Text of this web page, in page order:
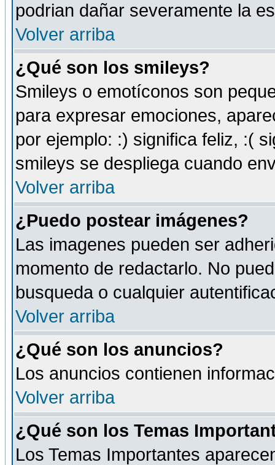
podrian dañar severamente la
Volver arriba
¿Qué son los smileys?
Smileys o emotíconos son
para expresar emociones,
por ejemplo: :) significa feliz, :(
smileys se despliega cuando
Volver arriba
¿Puedo postear imágenes?
Las imagenes pueden ser
momento de redactarlo. No
busqueda o cualquier
Volver arriba
¿Qué son los anuncios?
Los anuncios contienen
Volver arriba
¿Qué son los Temas
Los Temas Importantes